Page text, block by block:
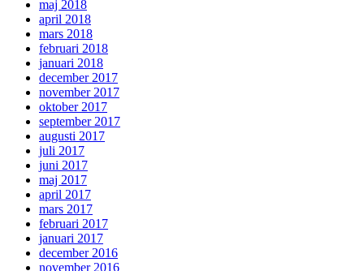
maj 2018
april 2018
mars 2018
februari 2018
januari 2018
december 2017
november 2017
oktober 2017
september 2017
augusti 2017
juli 2017
juni 2017
maj 2017
april 2017
mars 2017
februari 2017
januari 2017
december 2016
november 2016